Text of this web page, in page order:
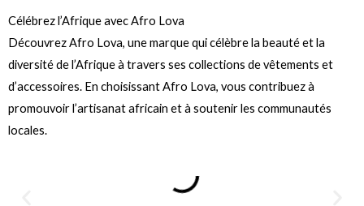
Célébrez l’Afrique avec Afro Lova
Découvrez Afro Lova, une marque qui célèbre la beauté et la
diversité de l’Afrique à travers ses collections de vêtements et
d’accessoires. En choisissant Afro Lova, vous contribuez à
promouvoir l’artisanat africain et à soutenir les communautés
locales.